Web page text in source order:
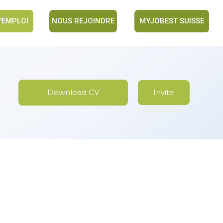
NOUS REJOINDRE MYJOBEST SUISSE
Download CV Invite